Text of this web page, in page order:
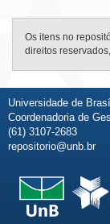
Os itens no
direitos
Universidade de
Coordenadoria de
(61) 3107-2683
repositorio@unb.br